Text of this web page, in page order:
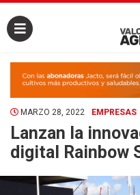
MARZO 28, 2022 EMPRESAS
Lanzan la
digital Rainbow